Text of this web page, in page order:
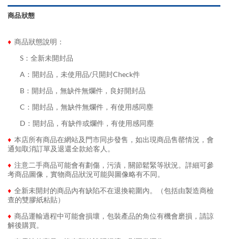
商品狀態
♦ 商品狀態說明：
S：全新未開封品
A：開封品，未使用品/只開封Check件
B：開封品，無缺件無爛件，良好開封品
C：開封品，無缺件無爛件，有使用感同塵
D：開封品，有缺件或爛件，有使用感同塵
♦ 本店所有商品在網站及門市同步發售，如出現商品售罄情況，會
通知取消訂單及退還全款給客人。
♦ 注意二手商品可能會有劃傷，污漬，關節鬆緊等狀況。詳細可參
考商品圖像，實物商品狀況可能與圖像略有不同。
♦ 全新未開封的商品內有缺陷不在退換範圍內。（包括由製造商檢
查的雙膠紙粘貼）
♦ 商品運輸過程中可能會損壞，包裝產品的角位有機會磨損，請諒
解後購買。